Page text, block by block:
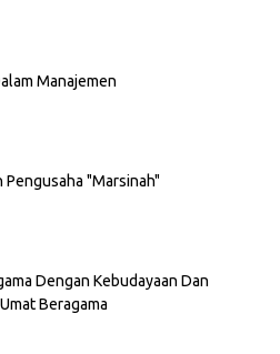
Manajemen
"Marsinah"
Dengan Kebudayaan Dan
Beragama